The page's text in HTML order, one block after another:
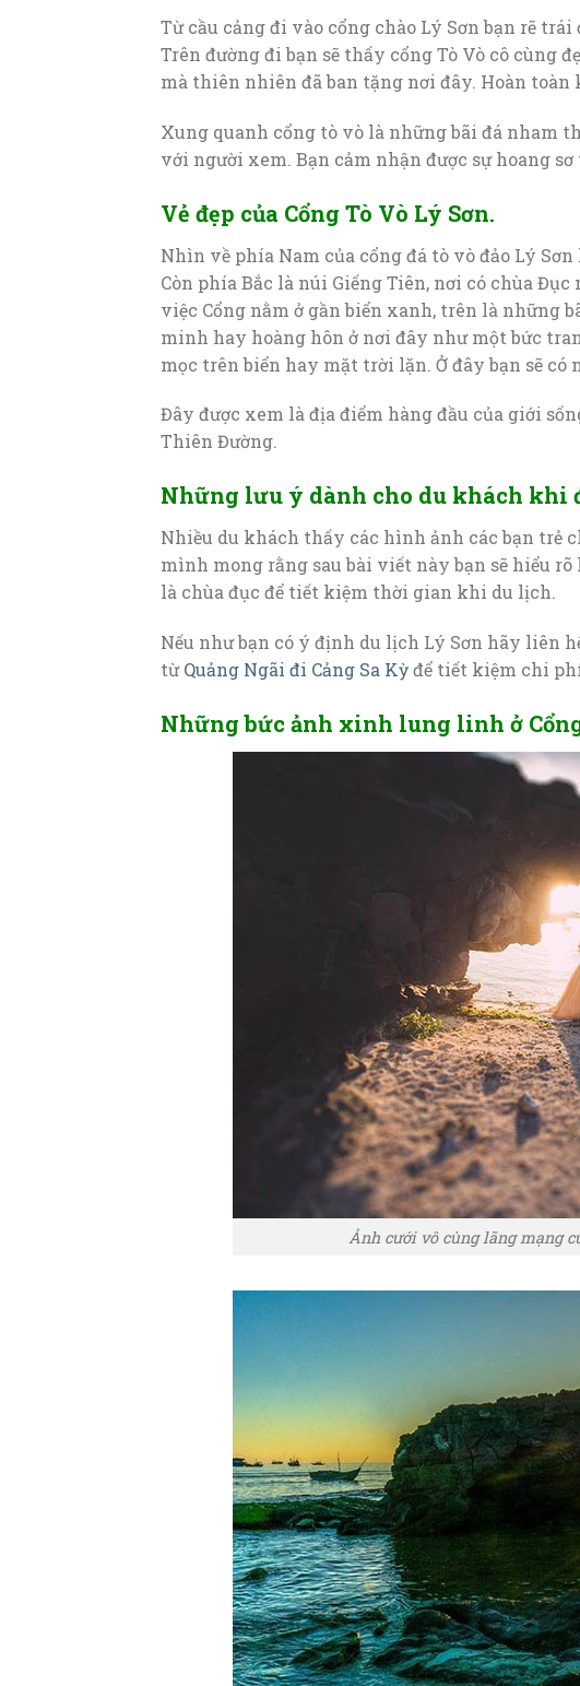
Từ cầu cảng đi vào cổng chào Lý Sơn bạn rẽ
Trên đường đi bạn sẽ thấy cổng Tò Vò cô cùng
mà thiên nhiên đã ban tặng nơi đây. Hoàn toàn
Xung quanh cổng tò vò là những bãi đá nham
với người xem. Bạn cảm nhận được sự hoang
Vẻ đẹp của Cổng Tò Vò Lý Sơn.
Nhìn về phía Nam của cổng đá tò vò đảo Lý
Còn phía Bắc là núi Giếng Tiên, nơi có chùa Đục
việc Cổng nằm ở gần biển xanh, trên là những
minh hay hoàng hôn ở nơi đây như một bức
mọc trên biển hay mặt trời lặn. Ở đây bạn sẽ
Đây được xem là địa điểm hàng đầu của giới
Thiên Đường.
Những lưu ý dành cho du khách khi
Nhiều du khách thấy các hình ảnh các bạn trẻ
mình mong rằng sau bài viết này bạn sẽ hiểu rõ
là chùa đục để tiết kiệm thời gian khi du lịch.
Nếu như bạn có ý định du lịch Lý Sơn hãy liên
từQuảng Ngãi đi Cảng Sa Kỳđể tiết kiệm chi
Những bức ảnh xinh lung linh ở
Ảnh cưới vô cùng lãng mạng